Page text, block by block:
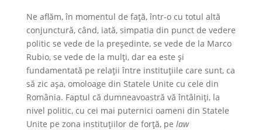
Ne aflăm, în momentul de față, într-o cu totul altă
conjunctură, când, iată, simpatia din punct de vedere
politic se vede de la președinte, se vede de la Marco
Rubio, se vede de la mulți, dar ea este și
fundamentată pe relații între instituțiile care sunt, ca
să zic așa, omoloage din Statele Unite cu cele din
România. Faptul că dumneavoastră vă întâlniți, la
nivel politic, cu cei mai puternici oameni din Statele
Unite pe zona instituțiilor de forță, pe law